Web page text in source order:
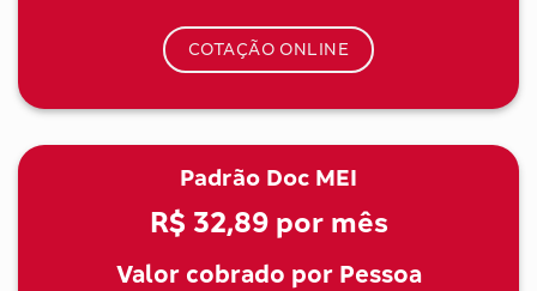
COTAÇÃO ONLINE
Padrão Doc MEI
R$ 32,89por mês
Valor cobrado por Pessoa